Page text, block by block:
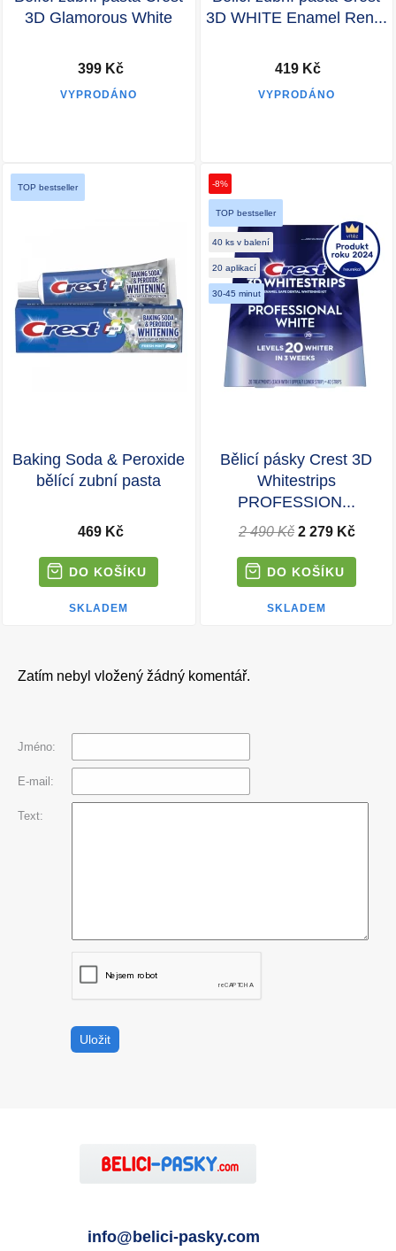
3D Glamorous White
399 Kč
VYPRODÁNO
3D WHITE Enamel Ren...
419 Kč
VYPRODÁNO
TOP bestseller
Baking Soda & Peroxide
bělící zubní pasta
469 Kč
SKLADEM
-8%
TOP bestseller
40 ks v balení
20 aplikací
30-45 minut
Bělicí pásky Crest 3D
Whitestrips
PROFESSION...
2 490 Kč 2 279 Kč
SKLADEM
Zatím nebyl vložený žádný komentář.
Jméno:
E-mail:
Text:
info@belici-pasky.com